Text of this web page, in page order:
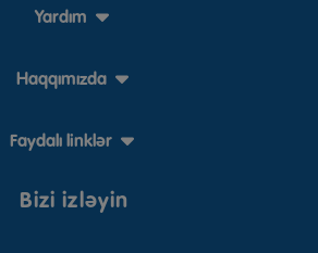
Yardım
Haqqımızda
Faydalı linklər
Bizi izləyin